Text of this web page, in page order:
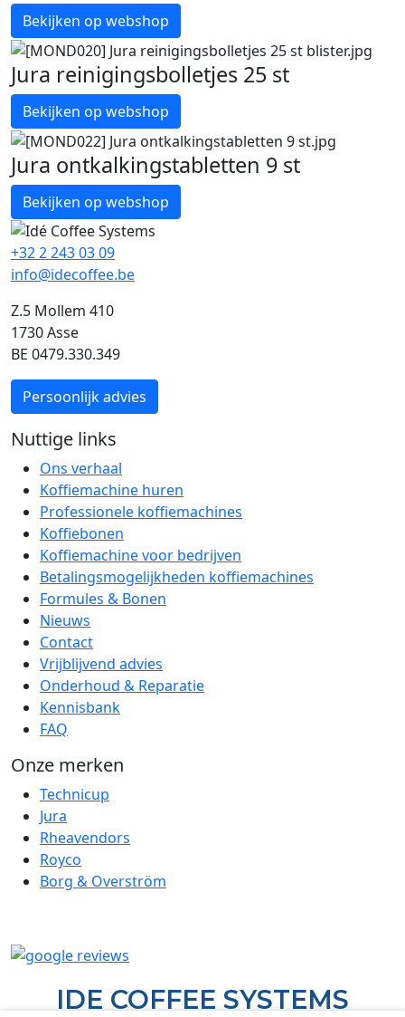
Bekijken op webshop
Jura reinigingsbolletjes 25 st
Bekijken op webshop
Jura ontkalkingstabletten 9 st
Bekijken op webshop
+32 2 243 03 09
info@idecoffee.be
Z.5 Mollem 410
1730 Asse
BE 0479.330.349
Persoonlijk advies
Nuttige links
Ons verhaal
Koffiemachine huren
Professionele koffiemachines
Koffiebonen
Koffiemachine voor bedrijven
Betalingsmogelijkheden koffiemachines
Formules & Bonen
Nieuws
Contact
Vrijblijvend advies
Onderhoud & Reparatie
Kennisbank
FAQ
Onze merken
Technicup
Jura
Rheavendors
Royco
Borg & Overström